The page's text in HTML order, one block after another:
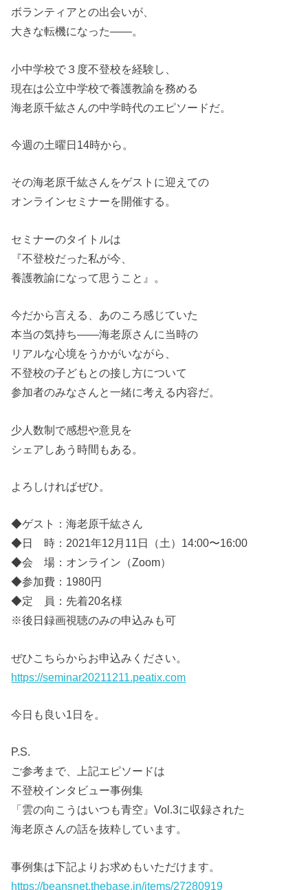
ボランティアとの出会いが、
大きな転機になった――。
小中学校で３度不登校を経験し、
現在は公立中学校で養護教諭を務める
海老原千紘さんの中学時代のエピソードだ。
今週の土曜日14時から。
その海老原千紘さんをゲストに迎えての
オンラインセミナーを開催する。
セミナーのタイトルは
『不登校だった私が今、
養護教諭になって思うこと』。
今だから言える、あのころ感じていた
本当の気持ち――海老原さんに当時の
リアルな心境をうかがいながら、
不登校の子どもとの接し方について
参加者のみなさんと一緒に考える内容だ。
少人数制で感想や意見を
シェアしあう時間もある。
よろしければぜひ。
◆ゲスト：海老原千紘さん
◆日 時：2021年12月11日（土）14:00〜16:00
◆会 場：オンライン（Zoom）
◆参加費：1980円
◆定 員：先着20名様
※後日録画視聴のみの申込みも可
ぜひこちらからお申込みください。
https://seminar20211211.peatix.com
今日も良い1日を。
P.S.
ご参考まで、上記エピソードは
不登校インタビュー事例集
「雲の向こうはいつも青空』Vol.3に収録された
海老原さんの話を抜粋しています。
事例集は下記よりお求めもいただけます。
https://beansnet.thebase.in/items/27280919